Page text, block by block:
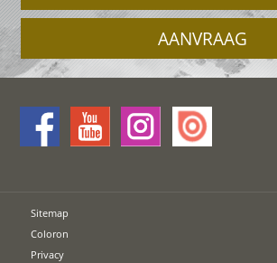
AANVRAAG
Sitemap
Coloron
Privacy